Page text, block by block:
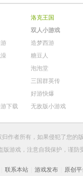
洛克王国
双人小游戏
造梦西游
糖豆人
泡泡堂
三国群英传
好游快爆
下载 无敌版小游戏
归作者所有，如果侵犯了您的
版游戏，注意自我保护，谨
联系本站 游戏发布 原创平